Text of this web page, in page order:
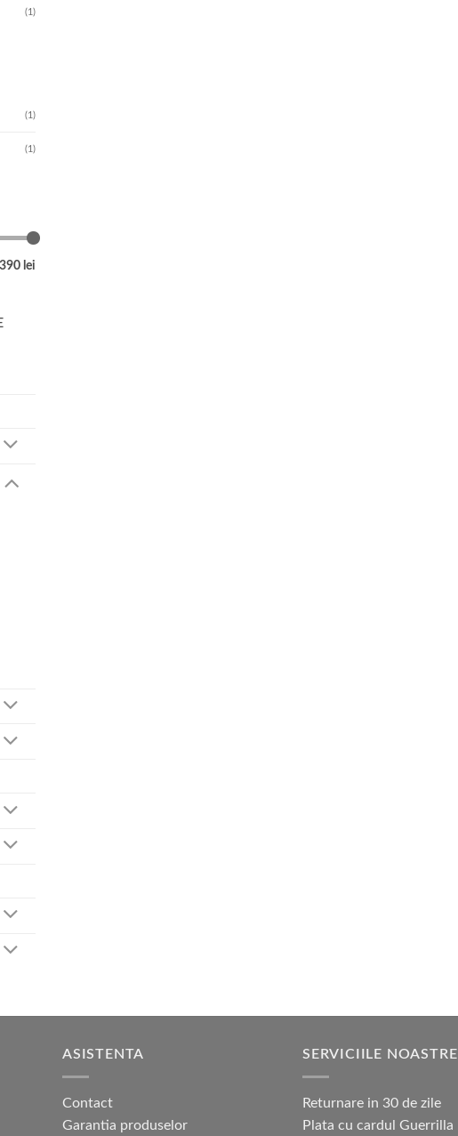
(1)
(1)
(1)
390 lei
ASISTENTA
Contact
Garantia produselor
SERVICIILE NOASTRE
Returnare in 30 de zile
Plata cu cardul Guerrilla